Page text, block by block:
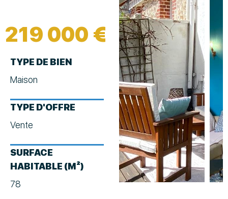
219 000 €
TYPE DE BIEN
Maison
TYPE D'OFFRE
Vente
SURFACE
HABITABLE (M²)
78